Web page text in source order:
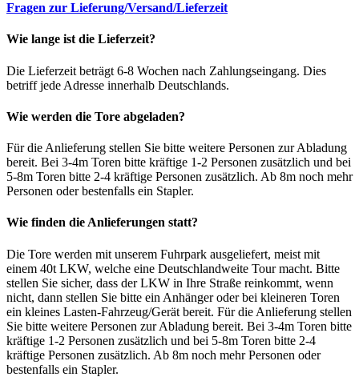
Fragen zur Lieferung/Versand/Lieferzeit
Wie lange ist die Lieferzeit?
Die Lieferzeit beträgt 6-8 Wochen nach Zahlungseingang. Dies
betriff jede Adresse innerhalb Deutschlands.
Wie werden die Tore abgeladen?
Für die Anlieferung stellen Sie bitte weitere Personen zur Abladung
bereit. Bei 3-4m Toren bitte kräftige 1-2 Personen zusätzlich und bei
5-8m Toren bitte 2-4 kräftige Personen zusätzlich. Ab 8m noch mehr
Personen oder bestenfalls ein Stapler.
Wie finden die Anlieferungen statt?
Die Tore werden mit unserem Fuhrpark ausgeliefert, meist mit
einem 40t LKW, welche eine Deutschlandweite Tour macht. Bitte
stellen Sie sicher, dass der LKW in Ihre Straße reinkommt, wenn
nicht, dann stellen Sie bitte ein Anhänger oder bei kleineren Toren
ein kleines Lasten-Fahrzeug/Gerät bereit. Für die Anlieferung stellen
Sie bitte weitere Personen zur Abladung bereit. Bei 3-4m Toren bitte
kräftige 1-2 Personen zusätzlich und bei 5-8m Toren bitte 2-4
kräftige Personen zusätzlich. Ab 8m noch mehr Personen oder
bestenfalls ein Stapler.